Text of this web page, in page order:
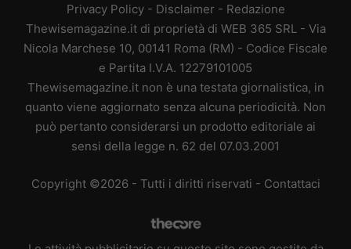
Privacy Policy- Disclaimer - Redazione
Thewisemagazine.it di proprietà di WEB 365 SRL - Via
Nicola Marchese 10, 00141 Roma (RM) - Codice Fiscale
e Partita I.V.A. 12279101005
Thewisemagazine.it non è una testata giornalistica, in
quanto viene aggiornato senza alcuna periodicità. Non
può pertanto considerarsi un prodotto editoriale ai
sensi della legge n. 62 del 07.03.2001
Copyright ©2026 - Tutti i diritti riservati - Contattaci